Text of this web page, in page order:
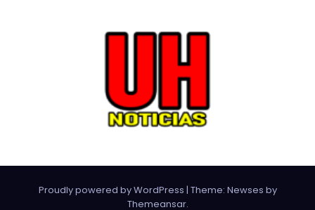
Proudly powered by WordPress | Theme: Newses by
Themeansar.